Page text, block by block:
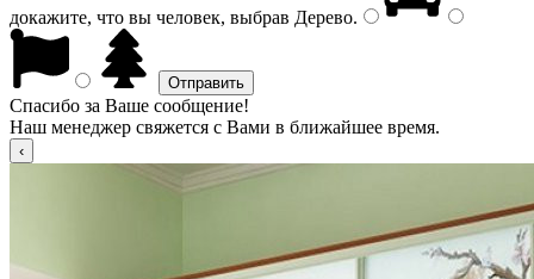
докажите, что вы человек, выбрав Дерево.
Спасибо за Ваше сообщение!
Наш менеджер свяжется с Вами в ближайшее время.